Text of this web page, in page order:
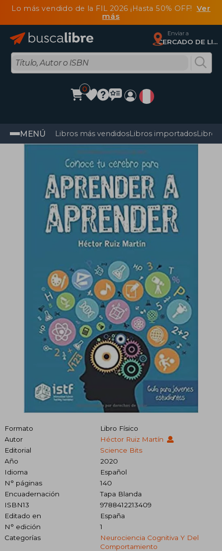
Lo más vendido de la FIL 2026 ¡Hasta 50% OFF! Ver
más
Enviar a
CERCADO DE LIMA, Lima
0
MENÚ Libros más vendidosLibros importadosLibros
Formato
Libro Físico
Autor
Héctor Ruiz Martín
Editorial
Science Bits
Año
2020
Idioma
Español
N° páginas
140
Encuadernación
Tapa Blanda
ISBN13
9788412213409
Editado en
España
N° edición
1
Categorías
Neurociencia Cognitiva Y Del
Comportamiento